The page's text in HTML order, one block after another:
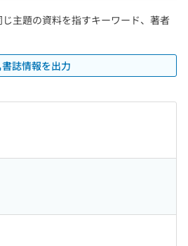
主題の資料を指すキーワード、著者
書誌情報を出力